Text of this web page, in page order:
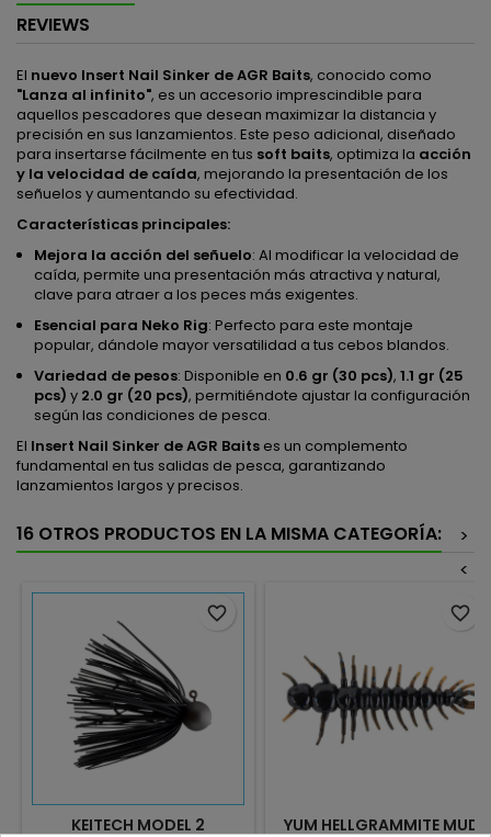
REVIEWS
El nuevo Insert Nail Sinker de AGR Baits, conocido como
"Lanza al infinito", es un accesorio imprescindible para
aquellos pescadores que desean maximizar la distancia y
precisión en sus lanzamientos. Este peso adicional, diseñado
para insertarse fácilmente en tus soft baits, optimiza la acción
y la velocidad de caída, mejorando la presentación de los
señuelos y aumentando su efectividad.
Características principales:
Mejora la acción del señuelo: Al modificar la velocidad de
caída, permite una presentación más atractiva y natural,
clave para atraer a los peces más exigentes.
Esencial para Neko Rig: Perfecto para este montaje
popular, dándole mayor versatilidad a tus cebos blandos.
Variedad de pesos: Disponible en 0.6 gr (30 pcs), 1.1 gr (25
pcs) y 2.0 gr (20 pcs), permitiéndote ajustar la configuración
según las condiciones de pesca.
El Insert Nail Sinker de AGR Baits es un complemento
fundamental en tus salidas de pesca, garantizando
lanzamientos largos y precisos.
16 OTROS PRODUCTOS EN LA MISMA CATEGORÍA:
>
<
KEITECH MODEL 2
favorite_border
YUM HELLGRAMMITE MUD
favorite_border